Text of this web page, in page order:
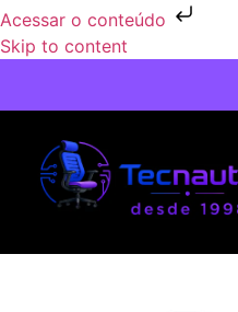
Acessar o conteúdo
Skip to content